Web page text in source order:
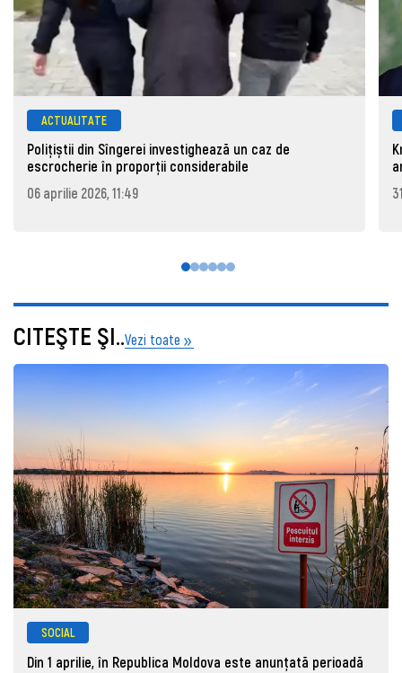
ACTUALITATE
Polițiștii din Sîngerei investighează un caz de
escrocherie în proporții considerabile
06 aprilie 2026, 11:49
CITEŞTE ŞI..Vezi toate
SOCIAL
Din 1 aprilie, în Republica Moldova este anunţată perioadă